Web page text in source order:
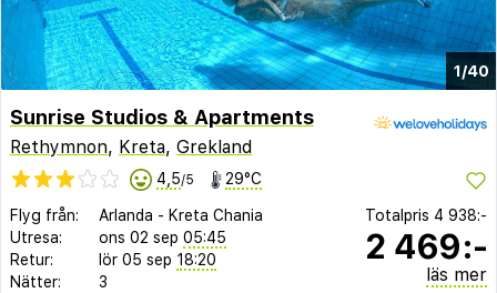
1/40
Sunrise Studios & Apartments
Rethymnon, Kreta, Grekland
4,5/5 29°C
Flyg från: Arlanda - Kreta Chania
Utresa:
ons 02 sep 05:45
Retur:
lör 05 sep 18:20
Nätter:
3
Totalpris 4 938:-
2 469:-
läs mer